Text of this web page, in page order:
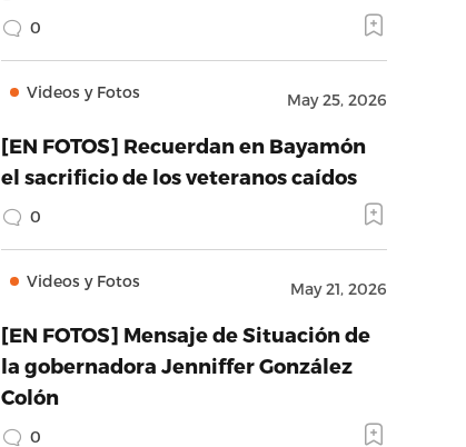
0
Videos y Fotos May 25, 2026
[EN FOTOS] Recuerdan en Bayamón
el sacrificio de los veteranos caídos
0
Videos y Fotos May 21, 2026
[EN FOTOS] Mensaje de Situación de
la gobernadora Jenniffer González
Colón
0